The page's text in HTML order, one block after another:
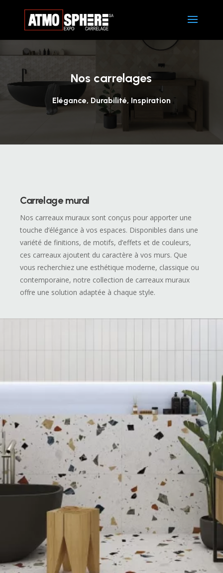
Nos carrelages
Elégance, Durabilité, Inspiration
Carrelage mural
Nos carreaux muraux sont conçus pour apporter une
touche d’élégance à vos espaces. Disponibles dans une
variété de finitions, de motifs, d’effets et de couleurs,
ces carreaux ajoutent du caractère à vos murs. Que
vous recherchiez une esthétique moderne, classique ou
contemporaine, notre collection de carreaux muraux
offre une solution adaptée à chaque style.